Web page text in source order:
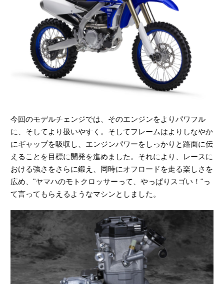
今回のモデルチェンジでは、そのエンジンをよりパワフル
に、そしてより扱いやすく。そしてフレームはよりしなやか
にギャップを吸収し、エンジンパワーをしっかりと路面に伝
えることを目標に開発を進めました。それにより、レースに
おける強さをさらに鍛え、同時にオフロードを走る楽しさを
広め、"ヤマハのモトクロッサーって、やっぱりスゴい！"っ
て言ってもらえるようなマシンとしました。